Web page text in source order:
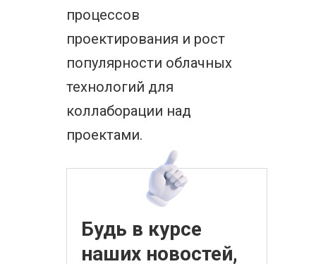
процессов
проектирования и рост
популярности облачных
технологий для
коллаборации над
проектами.
Будь в курсе
наших новостей,